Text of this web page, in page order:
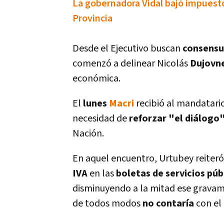
La gobernadora Vidal bajó
Provincia
Desde el Ejecutivo buscan
comenzó a delinear Nicolás
económica.
El lunes Macri recibió al
necesidad dereforzar "el
Nación.
En aquel encuentro, Urtubey
IVAen lasboletas de servicios
disminuyendo a la mitad ese
de todos modosno contarí­a con el